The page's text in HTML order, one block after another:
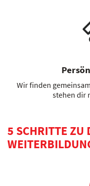
Wir finden
stehen dir
5 SCHRITTE ZU